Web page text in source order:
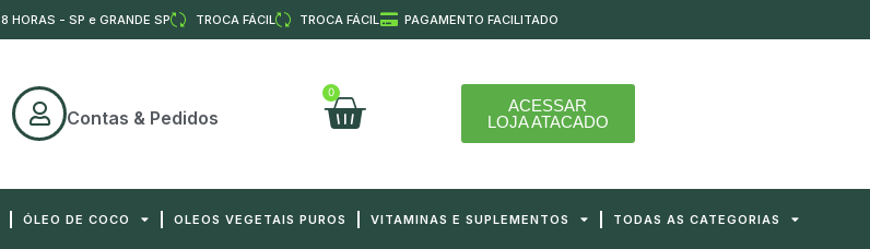
HORAS - SP e GRANDE SP TROCA FÁCIL TROCA FÁCIL PAGAMENTO FACILITADO
Contas & Pedidos
0
ACESSAR
LOJA ATACADO
ÓLEO DE COCO OLEOS VEGETAIS PUROS VITAMINAS E SUPLEMENTOS TODAS AS CATEGORIAS